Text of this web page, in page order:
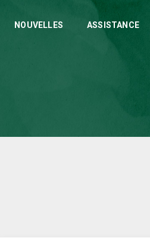
NOUVELLES ASSISTANCE